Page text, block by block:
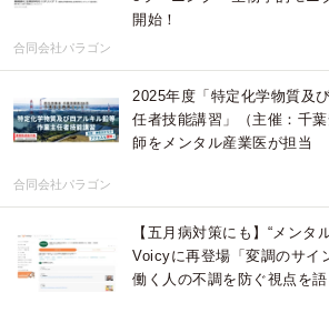
開始！
合同会社パラゴン
2025年度「特定化学物質及
任者技能講習」（主催：千
師をメンタル産業医が担当
合同会社パラゴン
【五月病対策にも】“メンタ
Voicyに再登場「変調のサ
働く人の不調を防ぐ視点を語